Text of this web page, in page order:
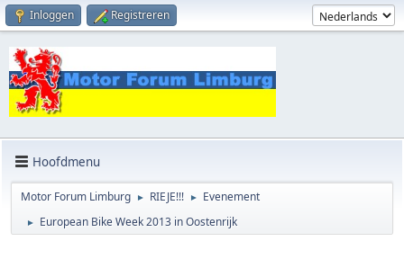
Inloggen Registreren
Hoofdmenu
Motor Forum Limburg ► RIEJE!!! ► Evenement
► European Bike Week 2013 in Oostenrijk